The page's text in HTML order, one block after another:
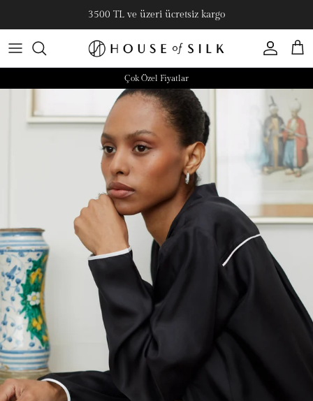
3500 TL ve üzeri ücretsiz kargo
Hesap
Çok Özel Fiyatlar